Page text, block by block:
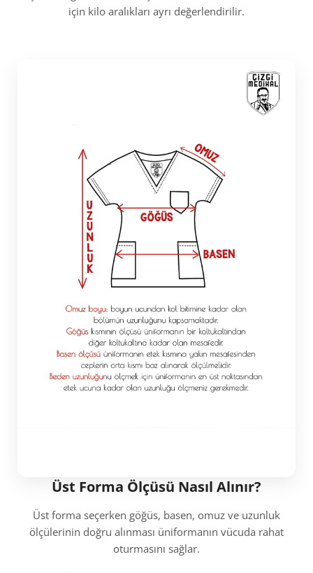
için kilo aralıkları ayrı değerlendirilir.
Üst Forma Ölçüsü Nasıl Alınır?
Üst forma seçerken göğüs, basen, omuz ve uzunluk
ölçülerinin doğru alınması üniformanın vücuda rahat
oturmasını sağlar.